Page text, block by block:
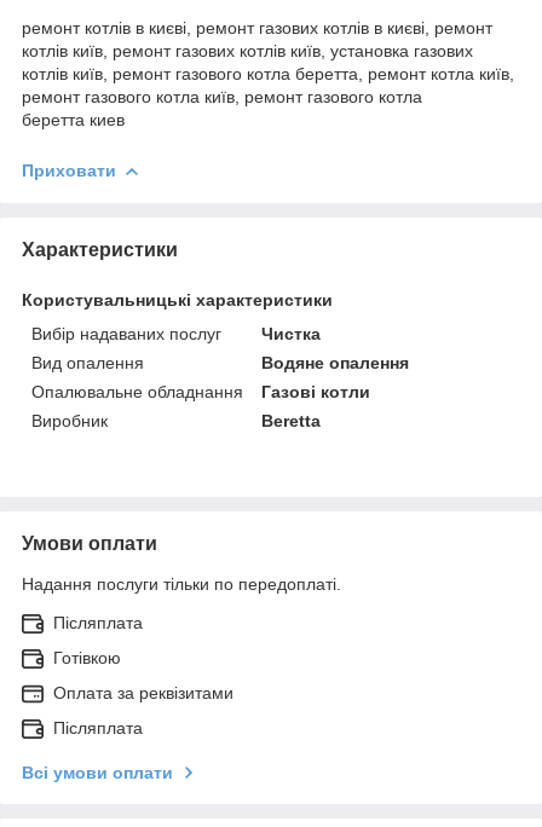
ремонт котлів в києві, ремонт газових котлів в києві, ремонт
котлів київ, ремонт газових котлів київ, установка газових
котлів київ, ремонт газового котла беретта, ремонт котла київ,
ремонт газового котла київ, ремонт газового котла
беретта киев
Приховати
Характеристики
Користувальницькі характеристики
Вибір надаваних послуг
Чистка
Вид опалення
Водяне опалення
Опалювальне обладнання
Газові котли
Виробник
Beretta
Умови оплати
Надання послуги тільки по передоплаті.
Післяплата
Готівкою
Оплата за реквізитами
Післяплата
Всі умови оплати